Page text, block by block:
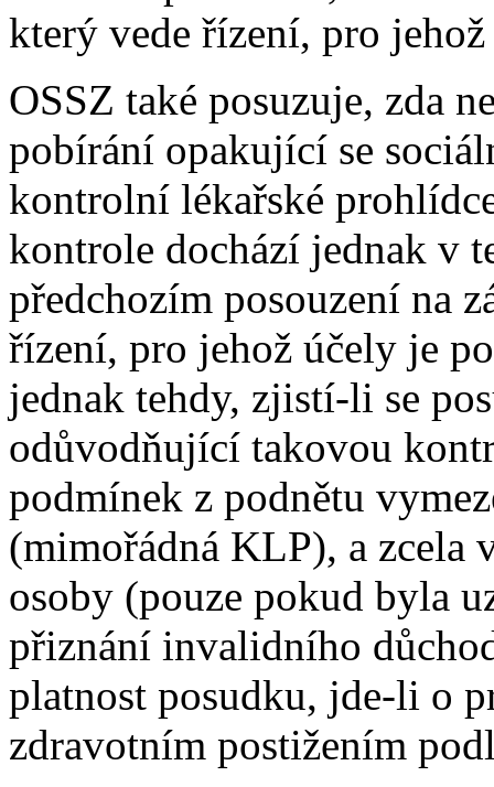
který vede řízení, pro
OSSZ také posuzuje, zda
pobírání opakující se
kontrolní lékařské
kontrole dochází jednak v
předchozím posouzení na
řízení, pro jehož účely je
jednak tehdy, zjistí-li se
odůvodňující takovou
podmínek z podnětu
(mimořádná KLP), a zcela
osoby (pouze pokud byla
přiznání invalidního
platnost posudku, jde-li o
zdravotním postižením